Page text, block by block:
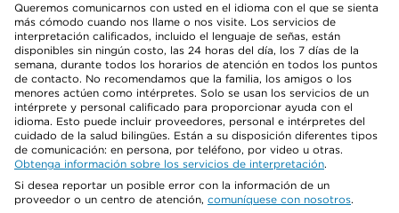
Queremos comunicarnos con usted en el idioma con el que se sienta
más cómodo cuando nos llame o nos visite. Los servicios de
interpretación calificados, incluido el lenguaje de señas, están
disponibles sin ningún costo, las 24 horas del día, los 7 días de la
semana, durante todos los horarios de atención en todos los puntos
de contacto. No recomendamos que la familia, los amigos o los
menores actúen como intérpretes. Solo se usan los servicios de un
intérprete y personal calificado para proporcionar ayuda con el
idioma. Esto puede incluir proveedores, personal e intérpretes del
cuidado de la salud bilingües. Están a su disposición diferentes tipos
de comunicación: en persona, por teléfono, por video u otras.
Obtenga información sobre los servicios de interpretación.
Si desea reportar un posible error con la información de un
proveedor o un centro de atención, comuníquese con nosotros.